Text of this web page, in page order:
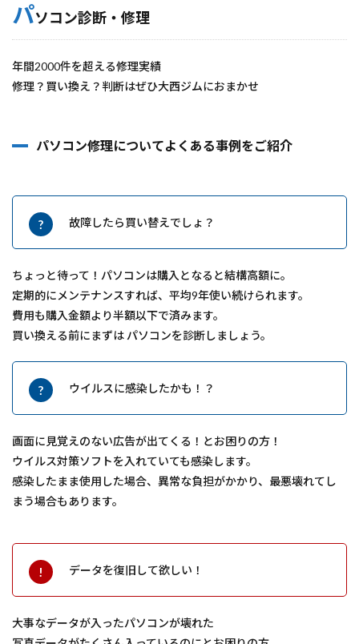
パソコン診断・修理
年間2000件を超える修理実績
修理？買い換え？判断はぜひ大​西ジムにおまかせ
パソコン修理についてよくある事例をご紹介
故障したら買い替えでしょ？
ちょっと待って！パソコンは購入となると結構高額に。
定期的にメンテナンスすれば、平均9年使い続けられます。
費用も購入金額より半額以下で済みます。
買い換える前にまずは パソコンを診断しましょう。
ウイルスに感染したかも！？
画面に見覚えのない広告が出てくる！とお困りの方！
ウイルス対策ソフトを入れていても感染します。
感染したまま使用した場合、異常な負担がかかり、最悪壊れてし
まう場合もあります。
データを復旧して欲しい！
大事なデータが入ったパソコンが壊れた